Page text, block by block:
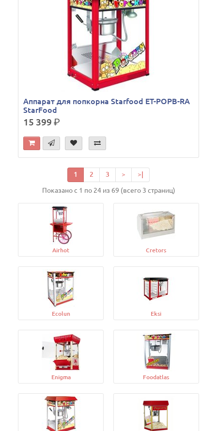
Аппарат для попкорна Starfood ET-POPB-RA
StarFood
15 399р.
1 2 3 > >|
Показано с 1 по 24 из 69 (всего 3 страниц)
Airhot Cretors
Ecolun Eksi
Enigma Foodatlas